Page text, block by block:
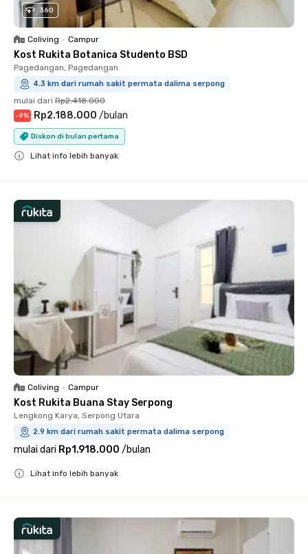
360
Coliving • Campur
Kost Rukita Botanica Studento BSD
Pagedangan, Pagedangan
4.3 km dari rumah sakit permata dalima serpong
mulai dari Rp2.418.000
-9% Rp2.188.000 /bulan
Diskon di bulan pertama
Lihat info lebih banyak
Coliving • Campur
Kost Rukita Buana Stay Serpong
Lengkong Karya, Serpong Utara
2.9 km dari rumah sakit permata dalima serpong
mulai dari Rp1.918.000 /bulan
Lihat info lebih banyak